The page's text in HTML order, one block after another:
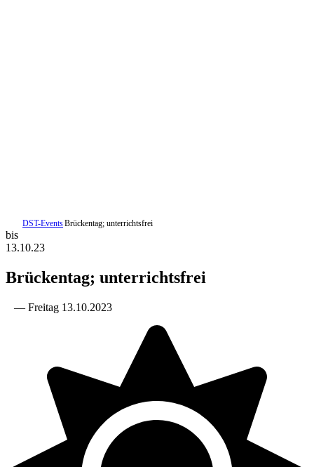
DST-EventsBrückentag; unterrichtsfrei
bis
13.10.23
Brückentag; unterrichtsfrei
— Freitag 13.10.2023